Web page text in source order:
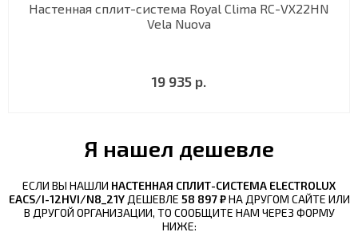
Настенная сплит-система Royal Clima RC-VX22HN
Vela Nuova
19 935 р.
Я нашел дешевле
ЕСЛИ ВЫ НАШЛИ НАСТЕННАЯ СПЛИТ-СИСТЕМА ELECTROLUX
EACS/I-12HVI/N8_21YДЕШЕВЛЕ 58 897 ₽НА ДРУГОМ САЙТЕ ИЛИ
В ДРУГОЙ ОРГАНИЗАЦИИ, ТО СООБЩИТЕ НАМ ЧЕРЕЗ ФОРМУ
НИЖЕ: